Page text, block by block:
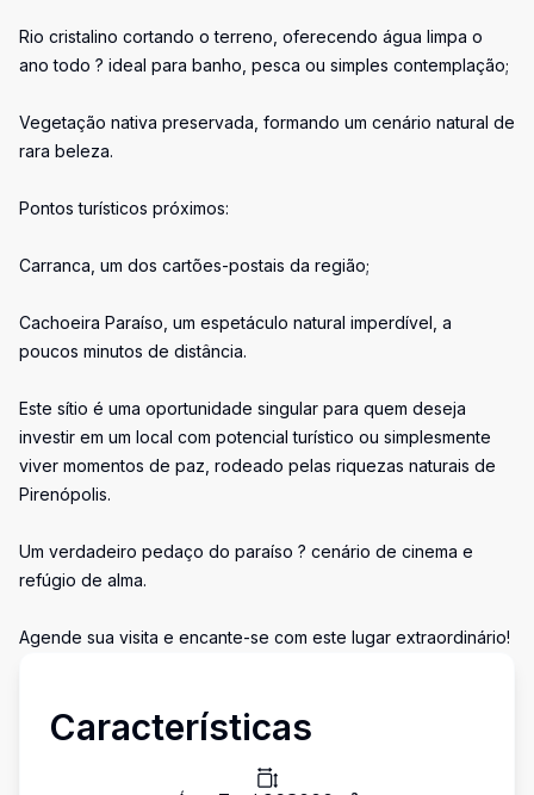
Rio cristalino cortando o terreno, oferecendo água limpa o
ano todo ? ideal para banho, pesca ou simples contemplação;
Vegetação nativa preservada, formando um cenário natural de
rara beleza.
Pontos turísticos próximos:
Carranca, um dos cartões-postais da região;
Cachoeira Paraíso, um espetáculo natural imperdível, a
poucos minutos de distância.
Este sítio é uma oportunidade singular para quem deseja
investir em um local com potencial turístico ou simplesmente
viver momentos de paz, rodeado pelas riquezas naturais de
Pirenópolis.
Um verdadeiro pedaço do paraíso ? cenário de cinema e
refúgio de alma.
Agende sua visita e encante-se com este lugar extraordinário!
Características